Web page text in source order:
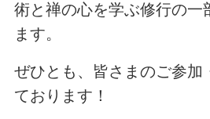
術と禅の心を学ぶ修行の一
ます。
ぜひとも、皆さまのご参加
ております！